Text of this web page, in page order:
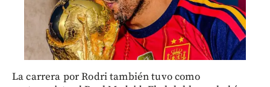
La carrera por Rodri también tuvo como